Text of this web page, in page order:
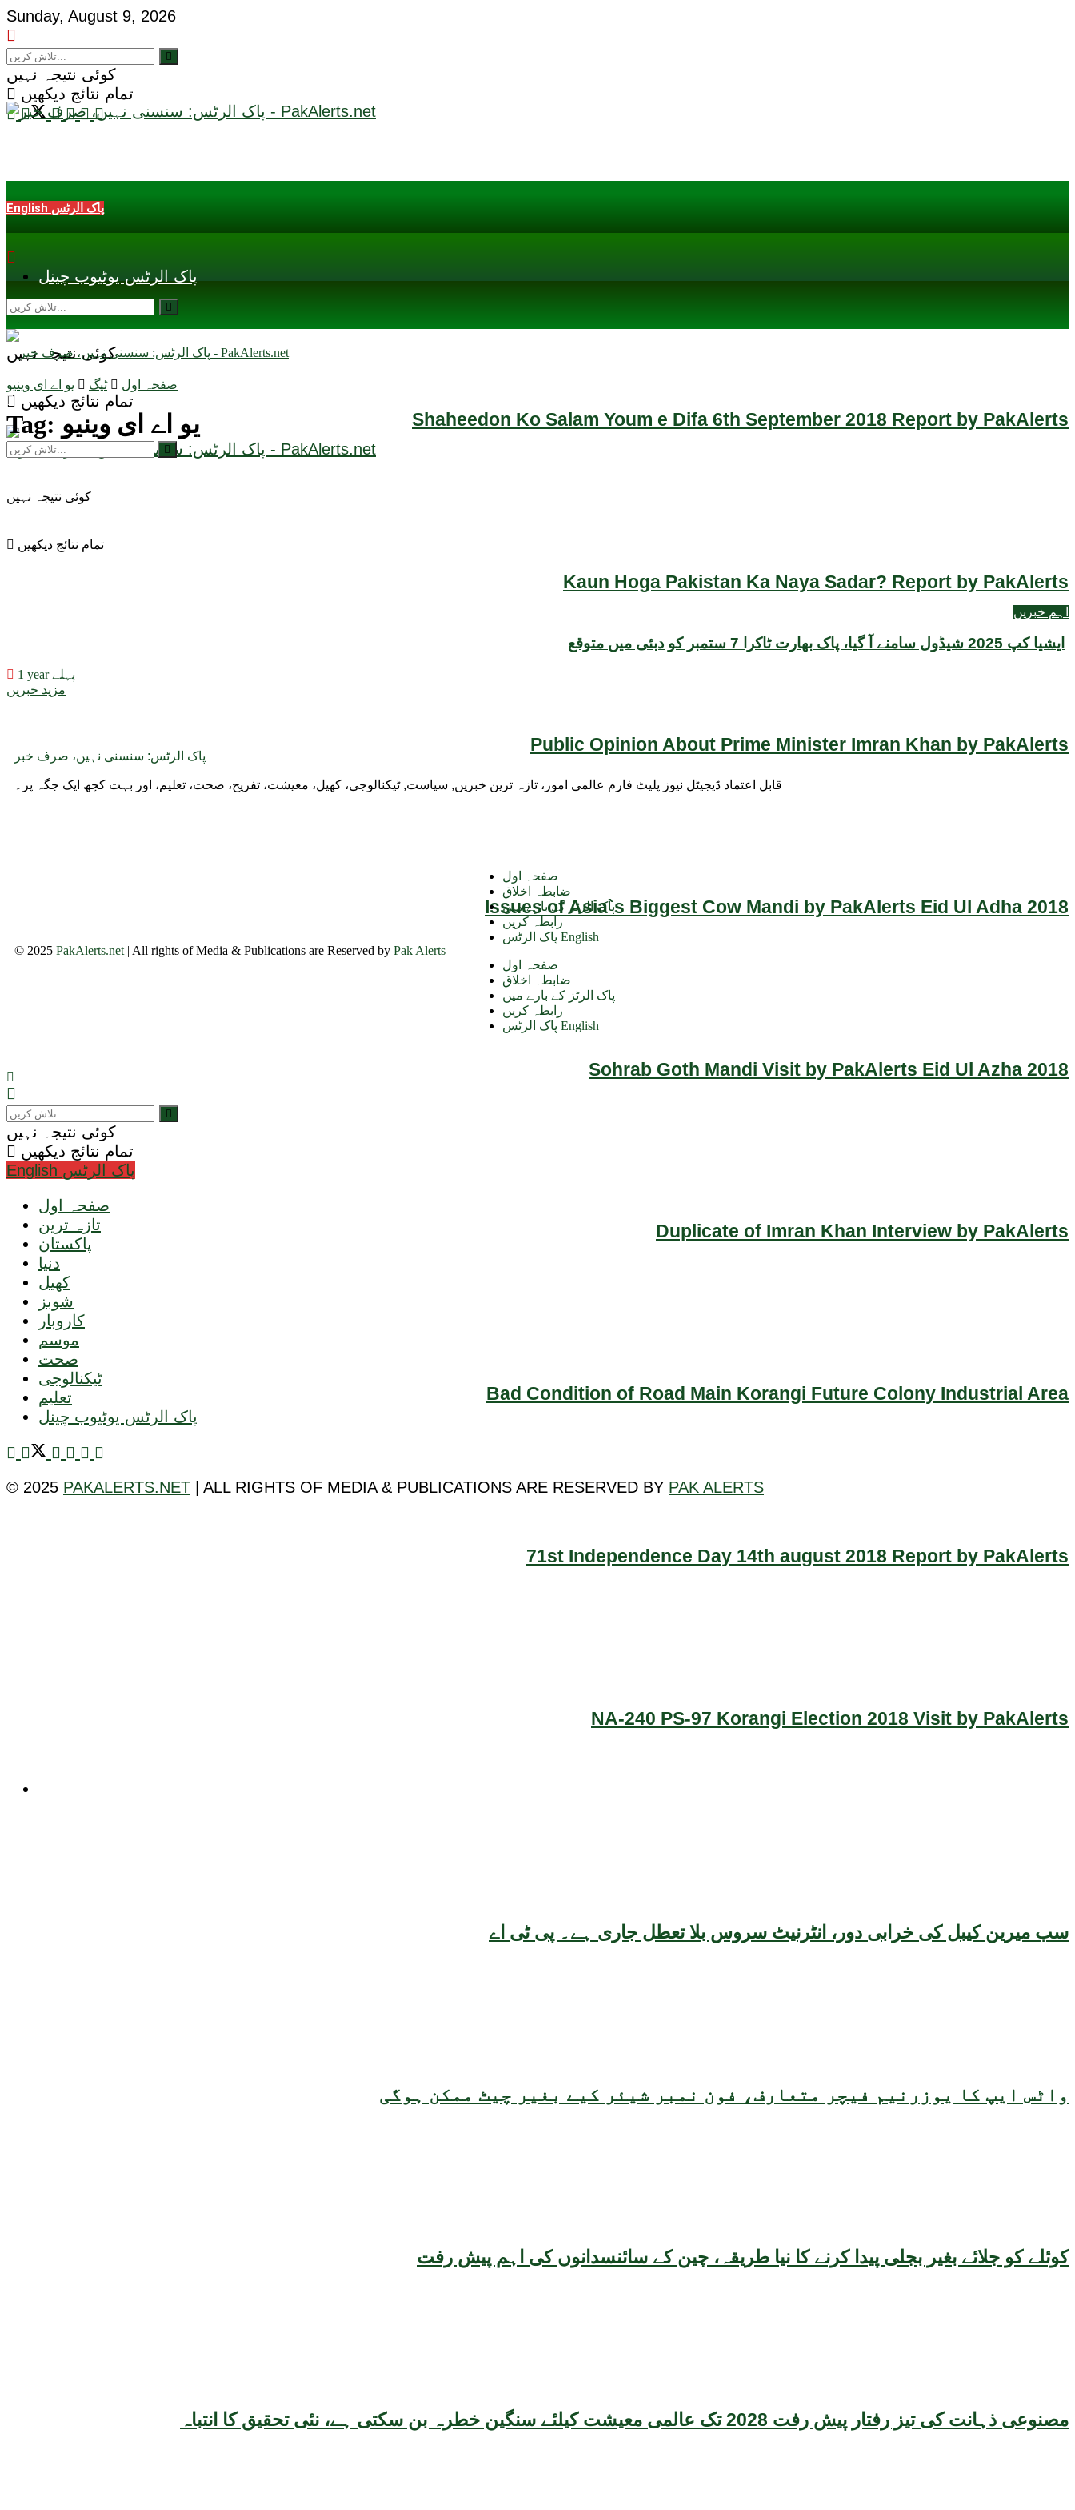
Sunday, August 9, 2026
کوئی نتیجہ نہیں
تمام نتائج دیکھیں
English پاک الرٹس
پاک الرٹس یوٹیوب چینل
Shaheedon Ko Salam Youm e Difa 6th September 2018 Report by PakAlerts
Kaun Hoga Pakistan Ka Naya Sadar? Report by PakAlerts
Public Opinion About Prime Minister Imran Khan by PakAlerts
Issues of Asia`s Biggest Cow Mandi by PakAlerts Eid Ul Adha 2018
Sohrab Goth Mandi Visit by PakAlerts Eid Ul Azha 2018
Duplicate of Imran Khan Interview by PakAlerts
Bad Condition of Road Main Korangi Future Colony Industrial Area
71st Independence Day 14th august 2018 Report by PakAlerts
NA-240 PS-97 Korangi Election 2018 Visit by PakAlerts
سب میرین کیبل کی خرابی دور، انٹرنیٹ سروس بلا تعطل جاری ہے۔ پی ٹی اے
واٹس ایپ کا یوزرنیم فیچر متعارف، فون نمبر شیئر کیے بغیر چیٹ ممکن ہوگی
کوئلے کو جلائے بغیر بجلی پیدا کرنے کا نیا طریقہ، چین کے سائنسدانوں کی اہم پیش رفت
مصنوعی ذہانت کی تیز رفتار پیش رفت 2028 تک عالمی معیشت کیلئے سنگین خطرہ بن سکتی ہے، نئی تحقیق کا انتباہ
کوئی نتیجہ نہیں
تمام نتائج دیکھیں
کوئی نتیجہ نہیں
تمام نتائج دیکھیں
صفحہ اول ٹیگ یو اے ای وینیو
Tag: یو اے ای وینیو
اہم خبریں
ایشیا کپ 2025 شیڈول سامنے آ گیا، پاک بھارت ٹاکرا 7 ستمبر کو دبئی میں متوقع
1 year پہلے
مزید خبریں
پاک الرٹس: سنسنی نہیں، صرف خبر
قابل اعتماد ڈیجیٹل نیوز پلیٹ فارم عالمی امور، تازہ ترین خبریں, سیاست, ٹیکنالوجی، کھیل، معیشت، تفریح، صحت، تعلیم، اور بہت کچھ ایک جگہ پر۔
© 2025 PakAlerts.net | All rights of Media & Publications are Reserved by Pak Alerts
صفحہ اول
ضابطہ اخلاق
پاک الرٹز کے بارے میں
رابطہ کریں
پاک الرٹس English
صفحہ اول
ضابطہ اخلاق
پاک الرٹز کے بارے میں
رابطہ کریں
پاک الرٹس English
کوئی نتیجہ نہیں
تمام نتائج دیکھیں
English پاک الرٹس
صفحہ اول
تازہ ترین
پاکستان
دنیا
کھیل
شوبز
کاروبار
موسم
صحت
ٹیکنالوجی
تعلیم
پاک الرٹس یوٹیوب چینل
© 2025 PAKALERTS.NET | ALL RIGHTS OF MEDIA & PUBLICATIONS ARE RESERVED BY PAK ALERTS